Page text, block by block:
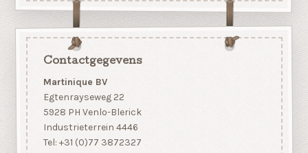
Contactgegevens
Martinique BV
Egtenrayseweg 22
5928 PH Venlo-Blerick
Industrieterrein 4446
Tel: +31 (0)77 3872327